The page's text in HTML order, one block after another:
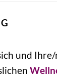
und